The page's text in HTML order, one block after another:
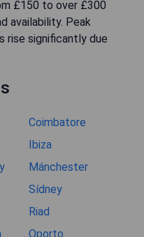
£150 to over £300
availability. Peak
rise significantly due
Coimbatore
Ibiza
Mánchester
Sídney
Riad
Oporto